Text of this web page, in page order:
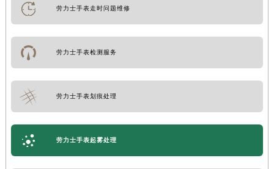
劳力士手表走时问题维修
劳力士手表检测服务
劳力士手表划痕处理
劳力士手表起雾处理